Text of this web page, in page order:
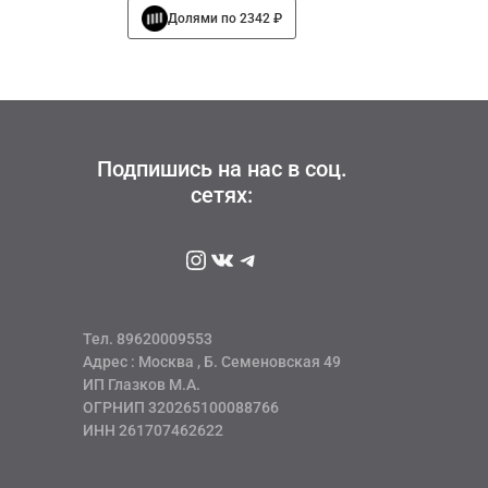
составляла
9368 руб
вариаций.
выбрать
на
Долями по 2342 ₽
Подпишись на нас в соц.
сетях:
Instagram
Тел. 89620009553
Адрес : Москва , Б. Семеновская 49
ИП Глазков М.А.
ОГРНИП 320265100088766
ИНН 261707462622